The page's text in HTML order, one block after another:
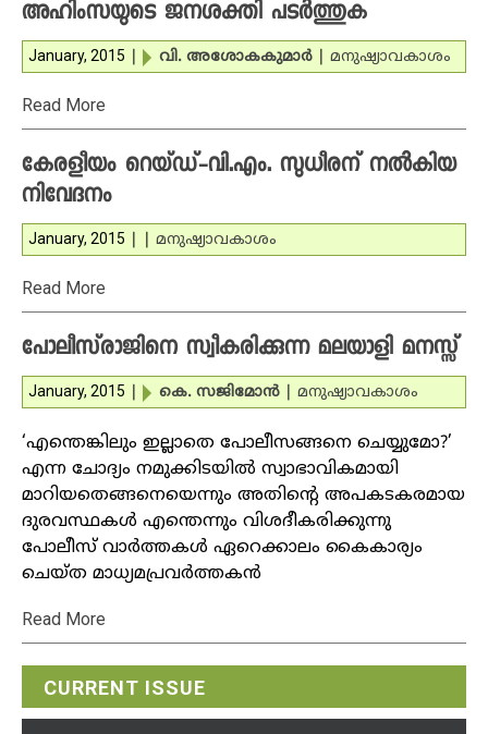
അഹിംസയുടെ ജനശക്തി പടര്‍ത്തുക
January, 2015 വി. അശോകകുമാര്‍ മനുഷ്യാവകാശം
Read More
കേരളീയം റെയ്ഡ്-വി.എം. സുധീരന് നല്‍കിയ
നിവേദനം
January, 2015 മനുഷ്യാവകാശം
Read More
പോലീസ്‌രാജിനെ സ്വീകരിക്കുന്ന മലയാളി മനസ്സ്
January, 2015 കെ. സജിമോന്‍ മനുഷ്യാവകാശം
‘എന്തെങ്കിലും ഇല്ലാതെ പോലീസങ്ങനെ ചെയ്യുമോ?’
എന്ന ചോദ്യം നമുക്കിടയില്‍ സ്വാഭാവികമായി
മാറിയതെങ്ങനെയെന്നും അതിന്റെ അപകടകരമായ
ദുരവസ്ഥകള്‍ എന്തെന്നും വിശദീകരിക്കുന്നു
പോലീസ് വാര്‍ത്തകള്‍ ഏറെക്കാലം കൈകാര്യം
ചെയ്ത മാധ്യമപ്രവര്‍ത്തകന്‍
Read More
CURRENT ISSUE